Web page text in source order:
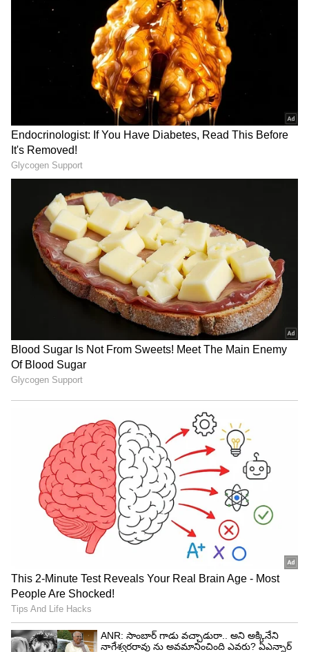
అయితే గూఢచారి 116 సినిమా కృష్ణ కెరీర్ లోనే బ్రేక్ ఇచ్చిన
సినిమా కావడంతో జయను లక్కీ హీరోయిన్ గా కృష్ణ
భావించేవారట. ఈ చనువుతో జయలలితను పెళ్ళికి
ఆహ్వానించారు సూపర్ స్టార్. అయితే ఇదే కృష్ణకు
తలనొప్పులు తెచ్చిపెట్టింది. జయలలితకు అప్పట్లోనే జెడ్
క్యాటగిరీ సెక్యూరిటీ ఉండేది. ఆమె ఎక్కడికి వెళ్లినా
ముందుగా ఆ ఏరియాను సెక్యూరిటీవారు తమ ఆధీనంలోకి
తీసుకుని చెక్ చేసేవారు.
సెక్యూరిటీ క్లియరెన్స్ వచ్చిన తరువాతే జయలలిత ఆ
ప్రాంతానికి వెళ్లేవారు. ఇక కృష్ణ కూతురు పెళ్లిరోజు,